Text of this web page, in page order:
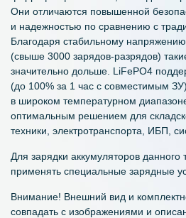
Они отличаются повышенной
и надежностью по сравнению с
Благодаря стабильному
(свыше 3000 зарядов-разрядов)
значительно дольше. LiFePO4
(до 100% за 1 час с совместимым
в широком температурном
оптимальным решением для
техники, электротранспорта, ИБП,
Для зарядки аккумуляторов
применять специальные зарядные
Внимание! Внешний вид и
совпадать с изображениями и